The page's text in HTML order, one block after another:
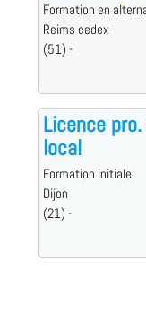
Formation en
Reims cedex
(51) -
Licence
local
Formation initiale
Dijon
(21) -